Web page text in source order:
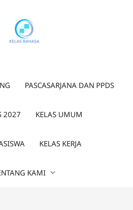
PASCASARJANA DAN PPDS
2027 KELAS UMUM
KELAS KERJA
KAMI